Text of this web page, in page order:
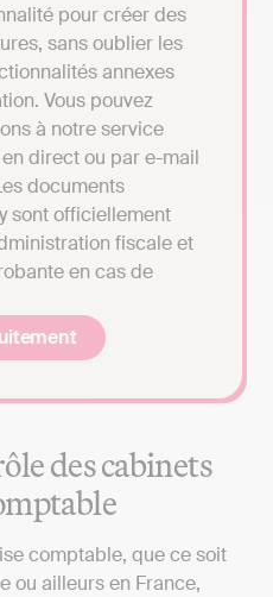
pour créer des
sans oublier les
annexes
Vous pouvez
à notre service
direct ou par e-mail
documents
sont officiellement
fiscale et
en cas de
des cabinets
comptable, que ce soit
ou ailleurs en France,